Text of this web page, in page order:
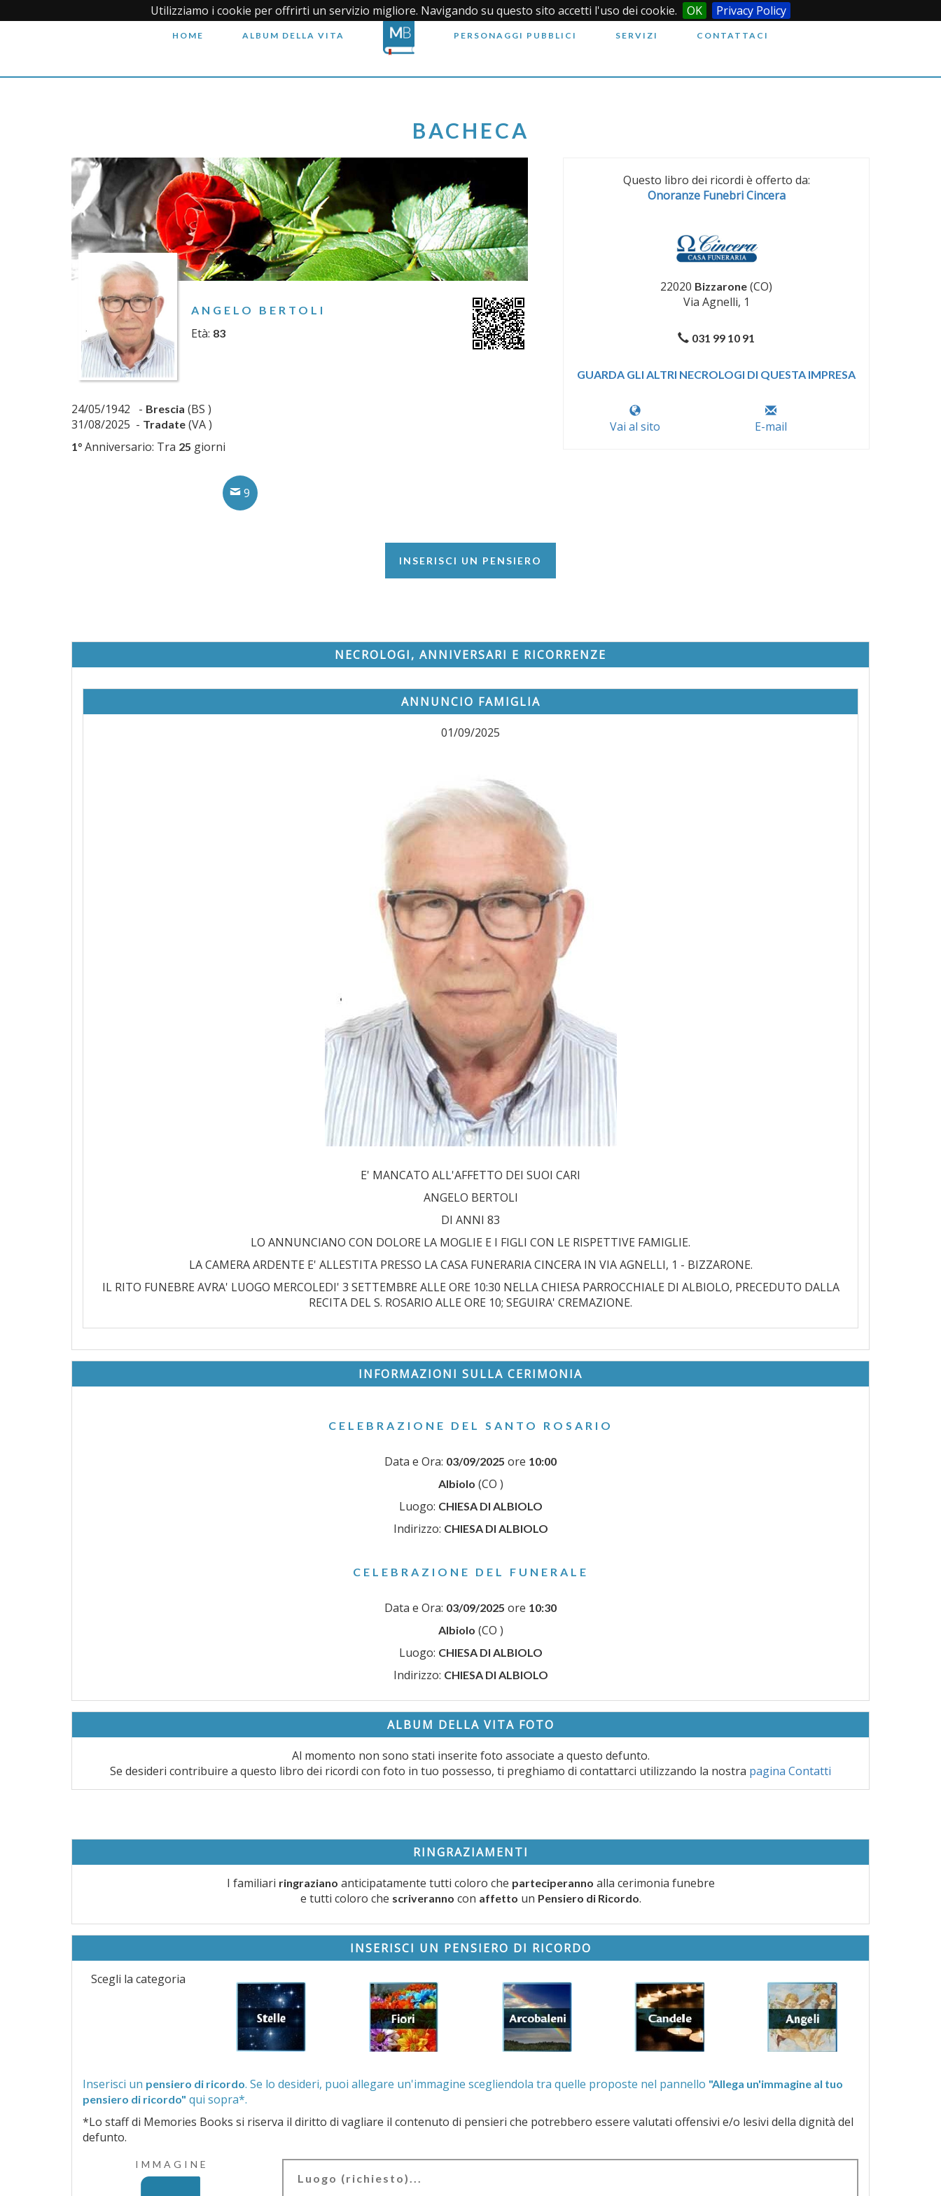
Utilizziamo i cookie per offrirti un servizio migliore. Navigando su questo sito accetti l'uso dei cookie. OK Privacy Policy
HOME ALBUM DELLA VITA PERSONAGGI PUBBLICI SERVIZI CONTATTACI
BACHECA
ANGELO BERTOLI
Età: 83
24/05/1942 - Brescia (BS )
31/08/2025 - Tradate (VA )
1° Anniversario: Tra 25 giorni
9
Questo libro dei ricordi è offerto da:
Onoranze Funebri Cincera
22020 Bizzarone (CO)
Via Agnelli, 1
031 99 10 91
GUARDA GLI ALTRI NECROLOGI DI QUESTA IMPRESA
Vai al sito E-mail
INSERISCI UN PENSIERO
NECROLOGI, ANNIVERSARI E RICORRENZE
ANNUNCIO FAMIGLIA
01/09/2025
E' MANCATO ALL'AFFETTO DEI SUOI CARI
ANGELO BERTOLI
DI ANNI 83
LO ANNUNCIANO CON DOLORE LA MOGLIE E I FIGLI CON LE RISPETTIVE FAMIGLIE.
LA CAMERA ARDENTE E' ALLESTITA PRESSO LA CASA FUNERARIA CINCERA IN VIA AGNELLI, 1 - BIZZARONE.
IL RITO FUNEBRE AVRA' LUOGO MERCOLEDI' 3 SETTEMBRE ALLE ORE 10:30 NELLA CHIESA PARROCCHIALE DI ALBIOLO, PRECEDUTO DALLA
RECITA DEL S. ROSARIO ALLE ORE 10; SEGUIRA' CREMAZIONE.
INFORMAZIONI SULLA CERIMONIA
CELEBRAZIONE DEL SANTO ROSARIO
Data e Ora: 03/09/2025 ore 10:00
Albiolo (CO )
Luogo: CHIESA DI ALBIOLO
Indirizzo: CHIESA DI ALBIOLO
CELEBRAZIONE DEL FUNERALE
Data e Ora: 03/09/2025 ore 10:30
Albiolo (CO )
Luogo: CHIESA DI ALBIOLO
Indirizzo: CHIESA DI ALBIOLO
ALBUM DELLA VITA FOTO
Al momento non sono stati inserite foto associate a questo defunto.
Se desideri contribuire a questo libro dei ricordi con foto in tuo possesso, ti preghiamo di contattarci utilizzando la nostra pagina Contatti
RINGRAZIAMENTI
I familiari ringraziano anticipatamente tutti coloro che parteciperanno alla cerimonia funebre
e tutti coloro che scriveranno con affetto un Pensiero di Ricordo.
INSERISCI UN PENSIERO DI RICORDO
Scegli la categoria
Inserisci un pensiero di ricordo . Se lo desideri, puoi allegare un'immagine scegliendola tra quelle proposte nel pannello "Allega un'immagine al tuo
pensiero di ricordo" qui sopra*.
*Lo staff di Memories Books si riserva il diritto di vagliare il contenuto di pensieri che potrebbero essere valutati offensivi e/o lesivi della dignità del
defunto.
IMMAGINE